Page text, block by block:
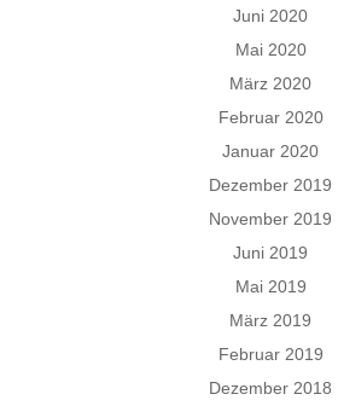
Juni 2020
Mai 2020
März 2020
Februar 2020
Januar 2020
Dezember 2019
November 2019
Juni 2019
Mai 2019
März 2019
Februar 2019
Dezember 2018